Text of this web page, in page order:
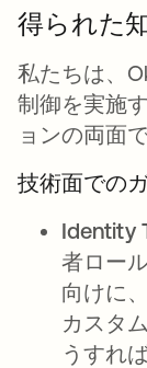
得られた
私たちは、
制御を実施
ョンの両面
技術面での
Identity
者ロー
向けに
カスタ
うすれ